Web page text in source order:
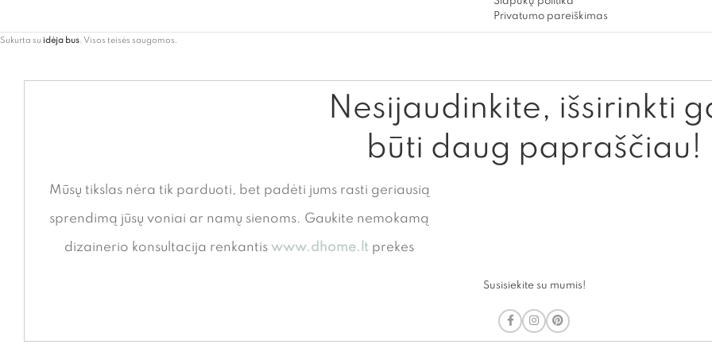
Privatumo pareiškimas
Sukurta su idėja bus . Visos teisės saugomos.
Nesijaudinkite, išsirinkti
būti daug papraščiau!
Mūsų tikslas nėra tik parduoti, bet padėti jums rasti geriausią
sprendimą jūsų voniai ar namų sienoms. Gaukite nemokamą
dizainerio konsultacija renkantis www.dhome.lt prekes
Susisiekite su mumis!